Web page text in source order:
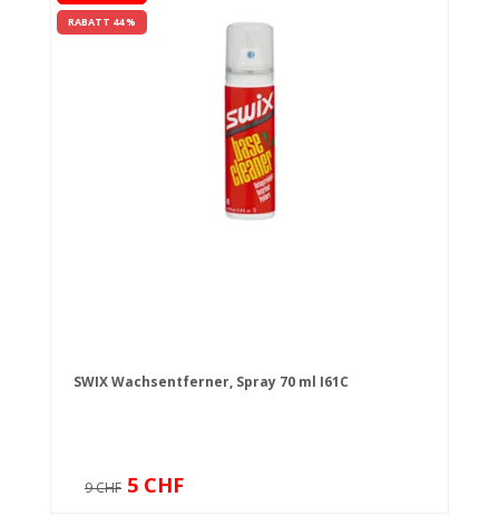
RABATT 44 %
SWIX Wachsentferner, Spray 70 ml I61C
9 CHF 5 CHF